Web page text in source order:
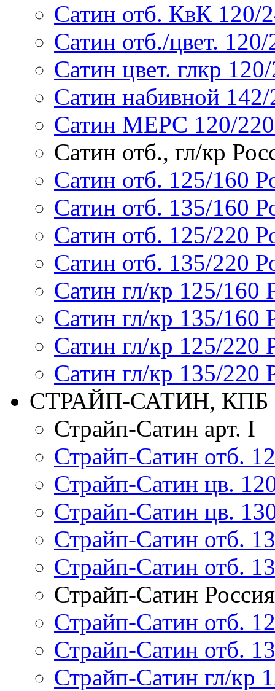
Сатин отб. КвК 120/
Сатин отб./цвет. 120/
Сатин цвет. глкр
Сатин набивной
Сатин МЕРС 120/
Сатин отб., гл/кр
Сатин отб. 125/160
Сатин отб. 135/160
Сатин отб. 125/220
Сатин отб. 135/220
Сатин гл/кр 125/160
Сатин гл/кр 135/160
Сатин гл/кр 125/220
Сатин гл/кр 135/220
СТРАЙП-САТИН, КПБ
Страйп-Сатин арт. I
Страйп-Сатин отб.
Страйп-Сатин цв.
Страйп-Сатин цв.
Страйп-Сатин отб.
Страйп-Сатин отб.
Страйп-Сатин Россия
Страйп-Сатин отб.
Страйп-Сатин отб.
Страйп-Сатин гл/кр